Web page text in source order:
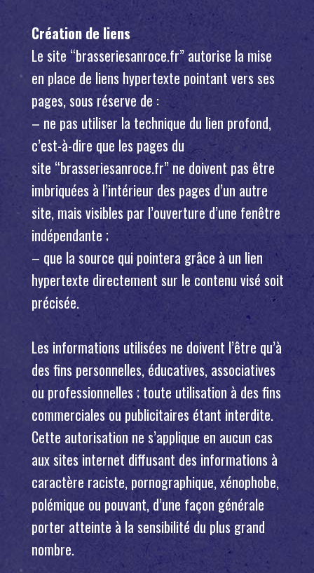
Création de liens
Le site “brasseriesanroce.fr” autorise la mise
en place de liens hypertexte pointant vers ses
pages, sous réserve de :
– ne pas utiliser la technique du lien profond,
c’est-à-dire que les pages du
site “brasseriesanroce.fr” ne doivent pas être
imbriquées à l’intérieur des pages d’un autre
site, mais visibles par l’ouverture d’une fenêtre
indépendante ;
– que la source qui pointera grâce à un lien
hypertexte directement sur le contenu visé soit
précisée.
Les informations utilisées ne doivent l’être qu’à
des fins personnelles, éducatives, associatives
ou professionnelles ; toute utilisation à des fins
commerciales ou publicitaires étant interdite.
Cette autorisation ne s’applique en aucun cas
aux sites internet diffusant des informations à
caractère raciste, pornographique, xénophobe,
polémique ou pouvant, d’une façon générale
porter atteinte à la sensibilité du plus grand
nombre.